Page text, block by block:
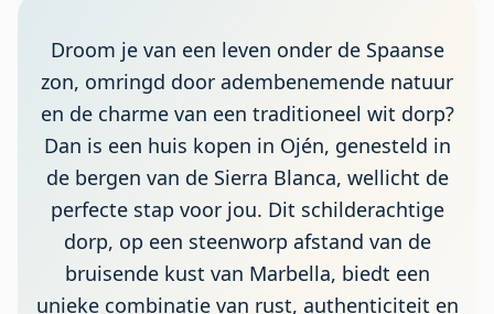
Droom je van een leven onder de Spaanse
zon, omringd door adembenemende natuur
en de charme van een traditioneel wit dorp?
Dan is een huis kopen in Ojén, genesteld in
de bergen van de Sierra Blanca, wellicht de
perfecte stap voor jou. Dit schilderachtige
dorp, op een steenworp afstand van de
bruisende kust van Marbella, biedt een
unieke combinatie van rust, authenticiteit en